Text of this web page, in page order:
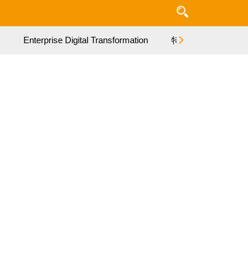
Enterprise Digital Transformation 特集